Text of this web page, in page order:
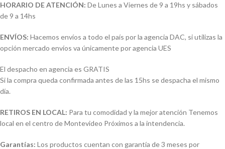
HORARIO DE ATENCIÓN: De Lunes a Viernes de 9 a 19hs y sábados
de 9 a 14hs
ENVÍOS: Hacemos envíos a todo el país por la agencia DAC, si utilizas la
opción mercado envíos va únicamente por agencia UES
El despacho en agencia es GRATIS
Si la compra queda confirmada antes de las 15hs se despacha el mismo
día.
RETIROS EN LOCAL: Para tu comodidad y la mejor atención Tenemos
local en el centro de Montevideo Próximos a la intendencia.
Garantías: Los productos cuentan con garantía de 3 meses por